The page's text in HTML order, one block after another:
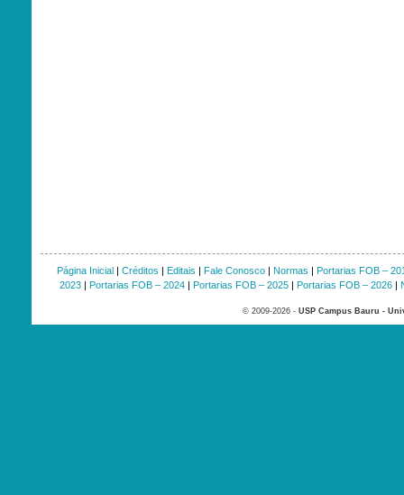
Página Inicial| Créditos | Editais | Fale Conosco| Normas | Portarias FOB –
2023| Portarias FOB – 2024| Portarias FOB – 2025| Portarias FOB – 2026|
© 2009-2026 - USP Campus Bauru -